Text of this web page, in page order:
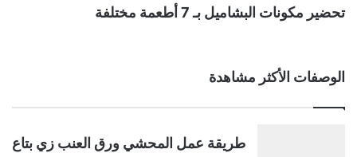
تحضير مكونات البشاميل بـ 7 أطعمة مختلفة
الوصفات الأكثر مشاهدة
طريقة عمل المحشي ورق العنب زي بتاع